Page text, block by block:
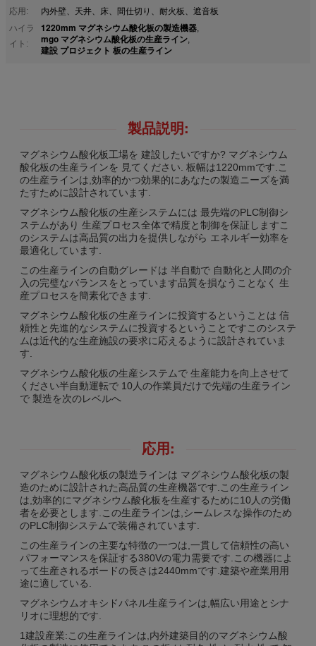
応用:
内外壁、天井、床、間仕切り、耐火板、遮音板
ハイラ
イト:
1220mm マグネシウム酸化板の製造機器,
mgo マグネシウム酸化板の生産ライン,
建設 プロジェクト 板の生産ライン
製品説明:
マグネシウム酸化板工場を 建設したいですか? マグネシウム
酸化板の生産ラインを 見てください. 板幅は1220mmです.こ
の生産ラインは,効率的かつ効果的にあなたの製造ニーズを満
たすために設計されています.
マグネシウム酸化板の生産システムには 最先端のPLC制御シ
ステムがあり 生産プロセス全体で精度と制御を保証しますこ
のシステムは高品質の出力を提供しながら エネルギー効率を
最適化しています.
この生産ラインの自動グレードは 半自動で 自動化と人間の介
入の完璧なバランスをとっています品質を損なうことなく 生
産プロセスを簡素化できます.
マグネシウム酸化板の生産ラインに投資するということは 信
頼性と先進的なシステムに投資するということですこのシステ
ムは近代的な生産施設の要求に応えるように設計されていま
す.
マグネシウム酸化板の生産システムで 生産能力を向上させて
ください半自動運転で 10人の作業員だけで先端の生産ライン
で 製造を次のレベルへ
応用:
マグネシウム酸化板の製造ラインは マグネシウム酸化板の製
造のために設計された高品質の生産機器です.この生産ライン
は,効率的にマグネシウム酸化板を生産するために10人の労働
者を必要とします.この生産ラインは,シームレスな操作のため
のPLC制御システムで装備されています.
この生産ラインの主要な特徴の一つは,一貫して信頼性の高い
パフォーマンスを保証する380Vの電力需要です.この機器によ
って生産されるボードの長さは2440mmです.建築や産業用用
途に適している.
マグネシウムオキシドパネル生産ラインは,幅広い用途とシナ
リオに理想的です.
1建設産業:この生産ラインは,内外建築目的のマグネシウム酸